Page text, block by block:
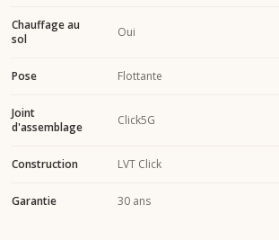
Chauffage au
sol
Oui
Pose Flottante
Joint
d'assemblage
Click5G
Construction LVT Click
Garantie 30 ans